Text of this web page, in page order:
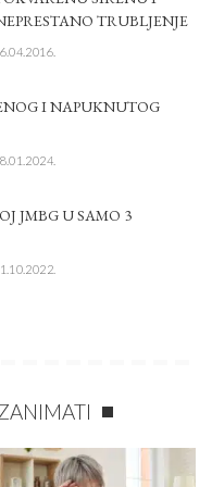
TRUBLJENJE
I NAPUKNUTOG
JMBG U SAMO 3